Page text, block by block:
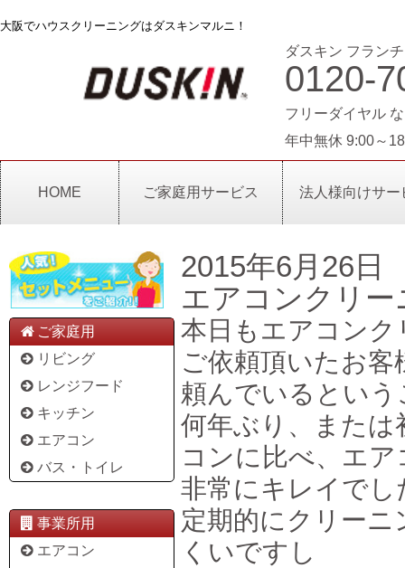
大阪でハウスクリーニングはダスキンマルニ！
ダスキン フラン
0120-
フリーダイヤル
年中無休 9:00～
HOME ご家庭用サービス 法人様向けサー
ご家庭用
リビング
レンジフード
キッチン
エアコン
バス・トイレ
事業所用
エアコン
2015年6月26日
エアコンクリー
本日もエアコン
ご依頼頂いたお
頼んでいるという
何年ぶり、また
コンに比べ、エ
非常にキレイでし
定期的にクリー
くいですし